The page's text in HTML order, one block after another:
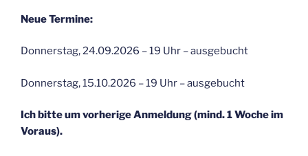
Neue Termine:
Donnerstag, 24.09.2026 – 19 Uhr – ausgebucht
Donnerstag, 15.10.2026 – 19 Uhr – ausgebucht
Ich bitte um vorherige Anmeldung (mind. 1 Woche im
Voraus).